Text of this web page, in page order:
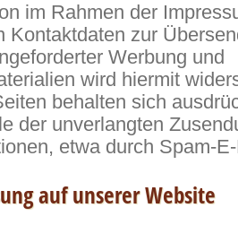
im Rahmen der
Kontaktdaten zur
Werbung und
wird hiermit
behalten sich
der unverlangten
etwa durch Spam-
auf unserer Website